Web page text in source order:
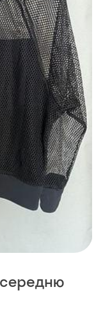
середню